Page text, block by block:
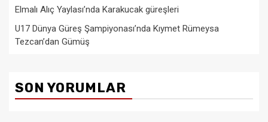
Elmalı Alıç Yaylası’nda Karakucak güreşleri
U17 Dünya Güreş Şampiyonası’nda Kıymet Rümeysa
Tezcan’dan Gümüş
SON YORUMLAR